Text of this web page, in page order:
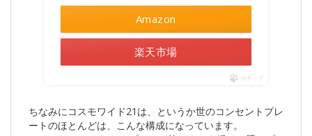
Amazon
楽天市場
ポチップ
ちなみにコスモワイド21は、というか世のコンセントプレ
ートのほとんどは、こんな構成になっています。